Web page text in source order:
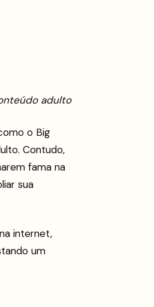
adulto
o Big
Contudo,
fama na
sua
internet,
um